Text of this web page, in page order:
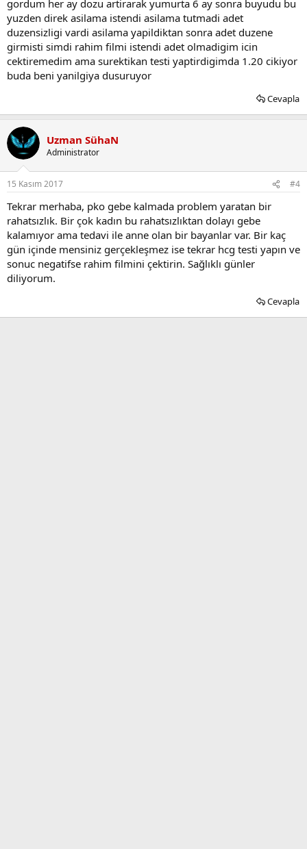
gordum her ay dozu artirarak yumurta 6 ay sonra buyudu bu
yuzden direk asilama istendi asilama tutmadi adet
duzensizligi vardi asilama yapildiktan sonra adet duzene
girmisti simdi rahim filmi istendi adet olmadigim icin
cektiremedim ama surektikan testi yaptirdigimda 1.20 cikiyor
buda beni yanilgiya dusuruyor
Cevapla
Uzman SühaN
Administrator
15 Kasım 2017 #4
Tekrar merhaba, pko gebe kalmada problem yaratan bir
rahatsızlık. Bir çok kadın bu rahatsızlıktan dolayı gebe
kalamıyor ama tedavi ile anne olan bir bayanlar var. Bir kaç
gün içinde mensiniz gerçekleşmez ise tekrar hcg testi yapın ve
sonuc negatifse rahim filmini çektirin. Sağlıklı günler
diliyorum.
Cevapla